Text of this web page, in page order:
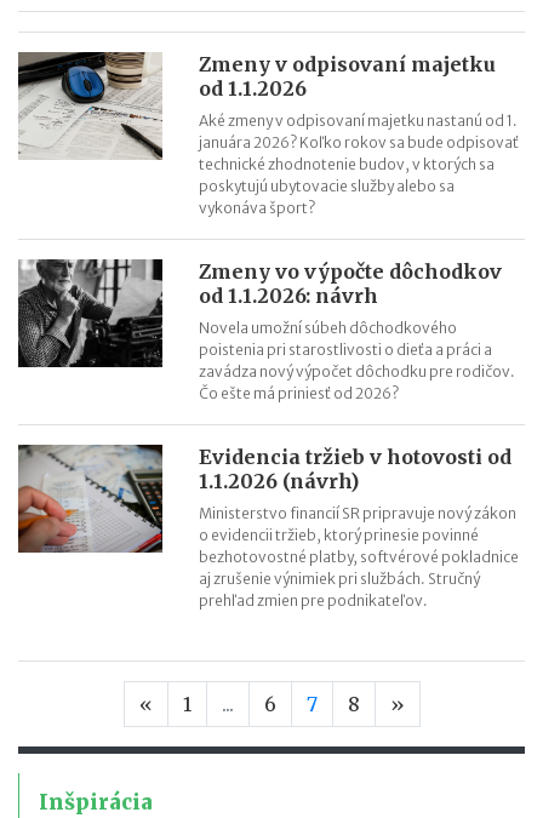
Zmeny v odpisovaní majetku
od 1.1.2026
Aké zmeny v odpisovaní majetku nastanú od 1.
januára 2026? Koľko rokov sa bude odpisovať
technické zhodnotenie budov, v ktorých sa
poskytujú ubytovacie služby alebo sa
vykonáva šport?
Zmeny vo výpočte dôchodkov
od 1.1.2026: návrh
Novela umožní súbeh dôchodkového
poistenia pri starostlivosti o dieťa a práci a
zavádza nový výpočet dôchodku pre rodičov.
Čo ešte má priniesť od 2026?
Evidencia tržieb v hotovosti od
1.1.2026 (návrh)
Ministerstvo financií SR pripravuje nový zákon
o evidencii tržieb, ktorý prinesie povinné
bezhotovostné platby, softvérové pokladnice
aj zrušenie výnimiek pri službách. Stručný
prehľad zmien pre podnikateľov.
«Predchádzajúca strana
1 ... 6 7 8 »Nasledujúca
Inšpirácia